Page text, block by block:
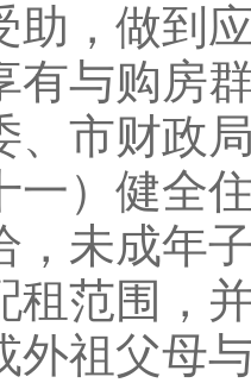
助，做到
有与购房
、市财政
健全住
，未成年
租范围，
外祖父母